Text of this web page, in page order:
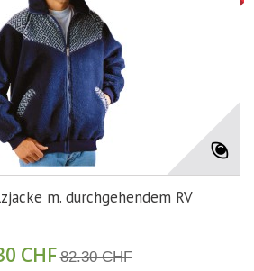
m. durchgehendem RV
CHF 82.30 CHF